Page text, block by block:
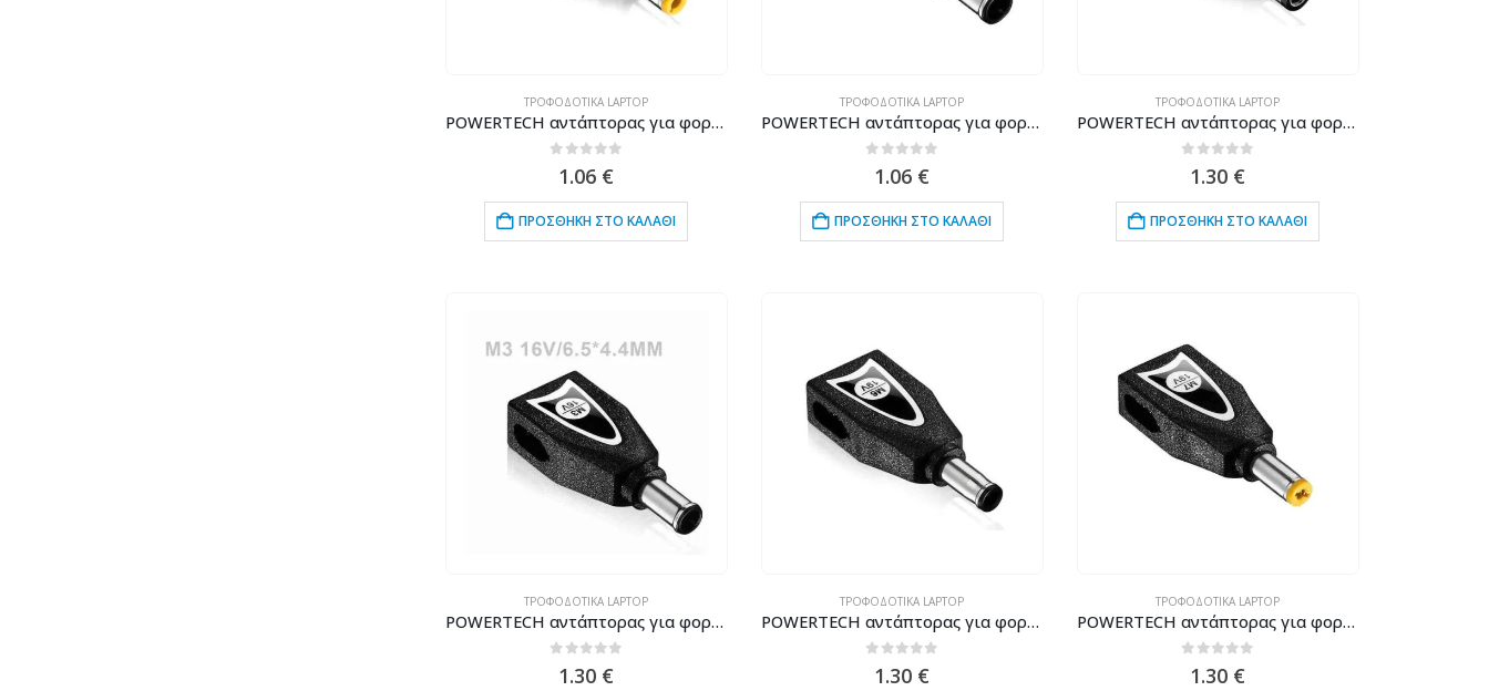
ΤΡΟΦΟΔΟΤΙΚΆ LAPTOP
POWERTECH αντάπτορας για φορτιστή laptop M5 για HP/IBM/Asus 5.5×2.5mm, 19V, μαύρος
1.06 €
ΠΡΟΣΘΉΚΗ ΣΤΟ ΚΑΛΆΘΙ
ΤΡΟΦΟΔΟΤΙΚΆ LAPTOP
POWERTECH αντάπτορας για φορτιστή laptop M8 για Sony 6.5×4.4mm, 19.5V, μαύρος
1.06 €
ΠΡΟΣΘΉΚΗ ΣΤΟ ΚΑΛΆΘΙ
ΤΡΟΦΟΔΟΤΙΚΆ LAPTOP
POWERTECH αντάπτορας για φορτιστή laptop M1 για Toshiba/NEC 6.3x3mm, 15V, μαύρος
1.30 €
ΠΡΟΣΘΉΚΗ ΣΤΟ ΚΑΛΆΘΙ
ΤΡΟΦΟΔΟΤΙΚΆ LAPTOP
POWERTECH αντάπτορας για φορτιστή laptop M3 για Sony/Fujitsu 6.5×4.4mm, 16V, μαύρος
1.30 €
ΤΡΟΦΟΔΟΤΙΚΆ LAPTOP
POWERTECH αντάπτορας για φορτιστή laptop M6 για Samsung 5.5x312mm, 19V, μαύρος
1.30 €
ΤΡΟΦΟΔΟΤΙΚΆ LAPTOP
POWERTECH αντάπτορας για φορτιστή laptop M7 για Acer/Liteon/NEC 5.5×2.1mm, 19V, μαύρος
1.30 €